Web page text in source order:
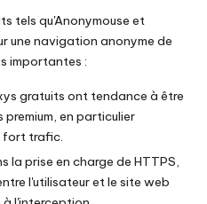
tels qu'Anonymouse et
une navigation anonyme de
importantes :
gratuits ont tendance à être
en particulier
fort trafic.
la prise en charge de HTTPS,
l'utilisateur et le site web